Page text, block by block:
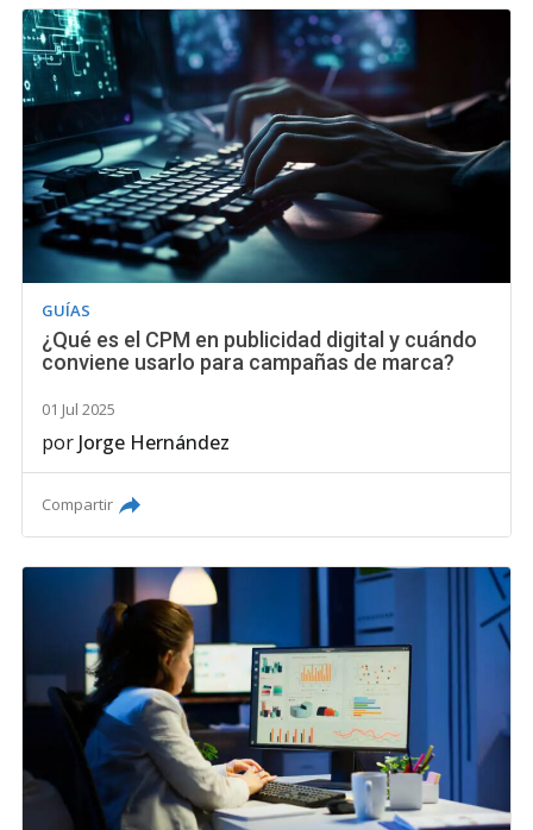
GUÍAS
¿Qué es el CPM en publicidad digital y cuándo
conviene usarlo para campañas de marca?
01 Jul 2025
por Jorge Hernández
Compartir